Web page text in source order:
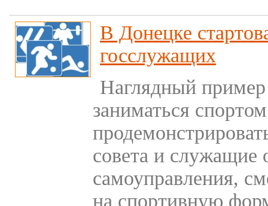
В Донецке
госслужащих
Наглядный
заниматься
совета и служащие
самоуправления,
на спортивную